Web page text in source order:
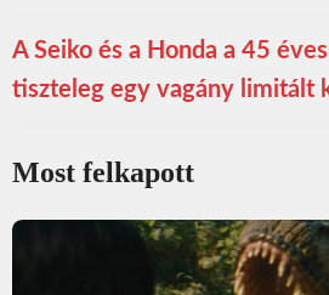
A Seiko és a Honda a 45
tiszteleg egy vagány limitált
Most felkapott